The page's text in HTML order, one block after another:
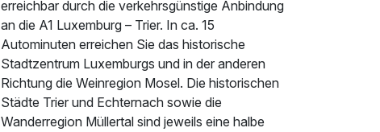
erreichbar durch die verkehrsgünstige Anbindung
an die A1 Luxemburg – Trier. In ca. 15
Autominuten erreichen Sie das historische
Stadtzentrum Luxemburgs und in der anderen
Richtung die Weinregion Mosel. Die historischen
Städte Trier und Echternach sowie die
Wanderregion Müllertal sind jeweils eine halbe